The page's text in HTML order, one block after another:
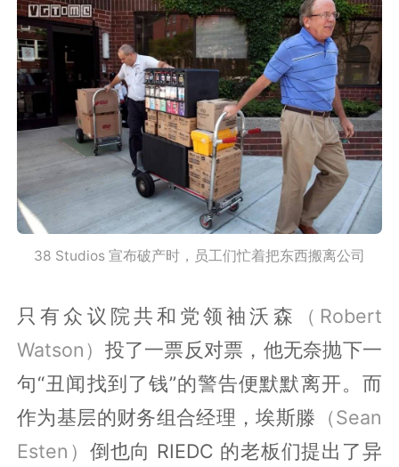
38 Studios 宣布破产时，员工们忙着把东西搬离公司
只有众议院共和党领袖沃森
（Robert
Watson） 投了一票反对票，他无奈抛下一
句“丑闻找到了钱”的警告便默默离开。而
作为基层的财务组合经理，埃斯滕 （Sean
Esten） 倒也向 RIEDC 的老板们提出了异